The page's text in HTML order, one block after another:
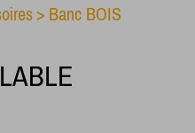
> Banc BOIS